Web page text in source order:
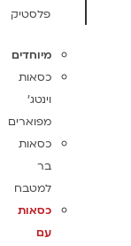
פלסטיק
מיוחדים
כסאות
וינטג'
מפוארים
כסאות
בר
למטבח
כסאות
עם